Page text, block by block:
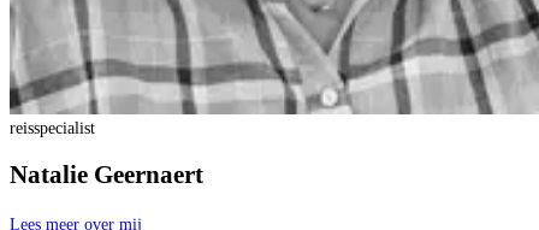
reisspecialist
Natalie Geernaert
Lees meer over mij